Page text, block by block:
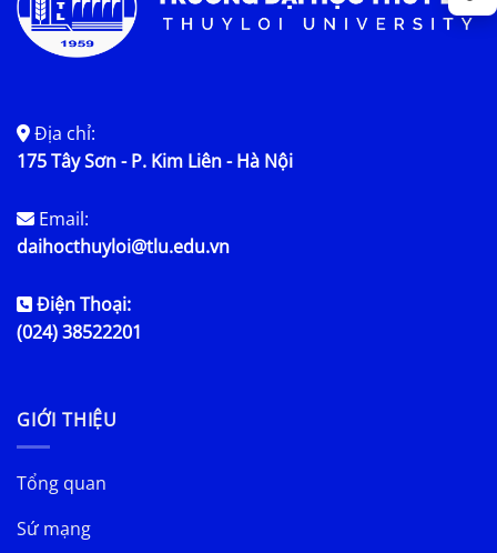
Địa chỉ:
175 Tây Sơn - P. Kim Liên - Hà Nội
Email:
daihocthuyloi@tlu.edu.vn
Điện Thoại:
(024) 38522201
GIỚI THIỆU
Tổng quan
Sứ mạng